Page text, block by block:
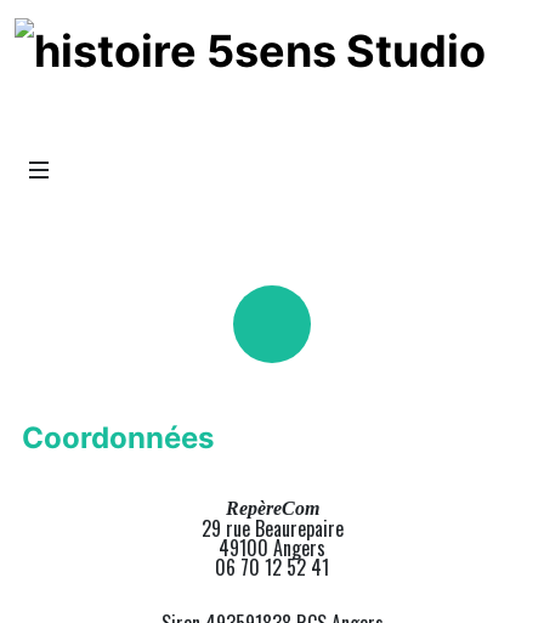
Coordonnées
RepèreCom
29 rue Beaurepaire
49100 Angers
06 70 12 52 41